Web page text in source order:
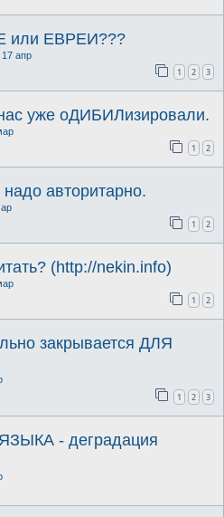
или ЕВРЕИ???
17 апр
1 2 3
уже оДИБИЛизировали.
1 2
авторитарно.
1 2
(http://nekin.info)
1 2
закрывается ДЛЯ
1 2 3
- деградация